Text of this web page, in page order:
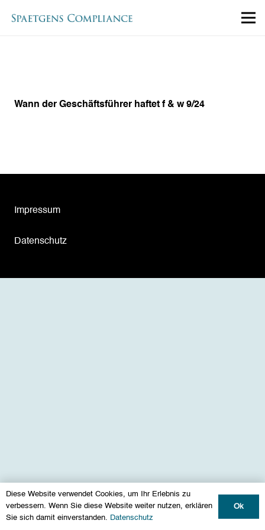
Wann der Geschäftsführer haftet f & w 9/24
Impressum
Datenschutz
Diese Website verwendet Cookies, um Ihr Erlebnis zu
verbessern. Wenn Sie diese Website weiter nutzen, erklären
Sie sich damit einverstanden. Datenschutz
Ok